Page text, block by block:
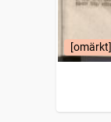
[omärkt]